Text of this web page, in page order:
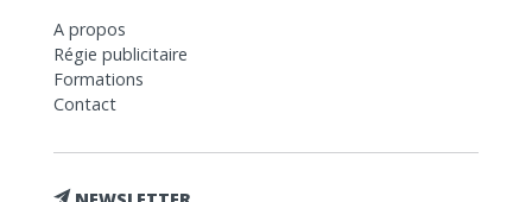
A propos
Régie publicitaire
Formations
Contact